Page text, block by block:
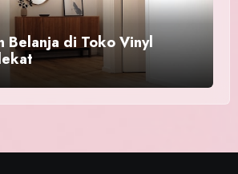
Belanja di Toko Vinyl